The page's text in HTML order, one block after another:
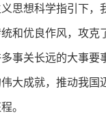
思想科学指引下，
和优良作风，攻克
事关长远的大事要
大成就，推动我国
。